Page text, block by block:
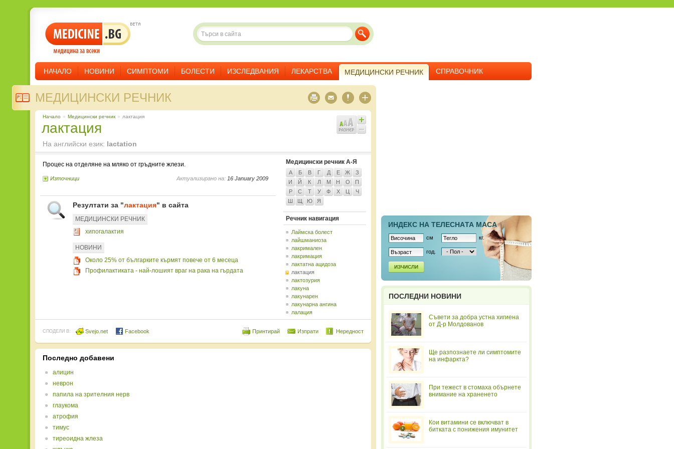
НАЧАЛО НОВИНИ СИМПТОМИ БОЛЕСТИ ИЗСЛЕДВАНИЯ ЛЕКАРСТВА МЕДИЦИНСКИ РЕЧНИК СПРАВОЧНИК
МЕДИЦИНСКИ РЕЧНИК
Начало » Медицински речник » лактация
лактация
На английски език: lactation
Процес на отделяне на мляко от гръдните жлези.
Източници Актуализирано на: 16 January 2009
Резултати за "лактация" в сайта
МЕДИЦИНСКИ РЕЧНИК
хипогалактия
НОВИНИ
Около 25% от българките кърмят повече от 6 месеца
Профилактиката - най-лошият враг на рака на гърдата
Медицински речник А-Я
А Б В Г Д Е Ж
З
И
Й К Л М Н О
П
Р
С Т У Ф Х Ц
Ч
Ш
Щ Ю Я
Речник навигация
Лаймска болест
лайшманиоза
лакримален
лакримация
лактатна ацидоза
лактация
лактозурия
лакуна
лакунарен
лакунарна ангина
лалация
СПОДЕЛИ В: Нередност
Изпрати
Принтирай
Svejo.net Facebook
Последно добавени
алицин
неврон
папила на зрителния нерв
глаукома
атрофия
тимус
тиреоидна жлеза
ИНДЕКС НА ТЕЛЕСНAТА МАСА
см кг.
год.
ИЗЧИСЛИ
ПОСЛЕДНИ НОВИНИ
Съвети за добра устна хигиена
от Д-р Молдованов
Ще разпознаете ли симптомите
на инфаркта?
При тежест в стомаха обърнете
внимание на храненето
Кои витамини се включват в
битката с понижения имунитет